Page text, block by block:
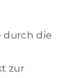
durch die
zur